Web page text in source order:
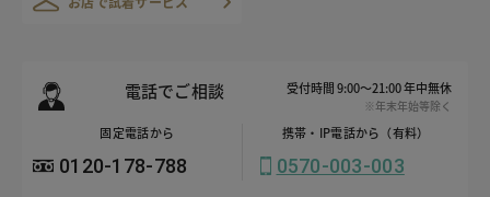
電話でご相談 受付時間 9:00～21:00 年中無休
※年末年始等除く
固定電話から
0120-178-788
携帯・IP電話から（有料）
0570-003-003